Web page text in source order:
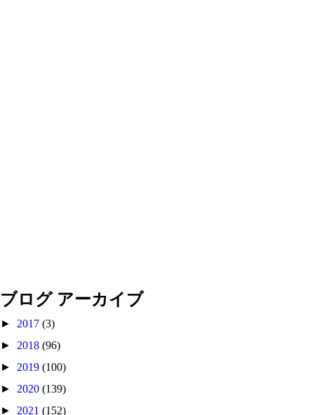
ブログ アーカイブ
► 2017 (3)
► 2018 (96)
► 2019 (100)
► 2020 (139)
► 2021 (152)